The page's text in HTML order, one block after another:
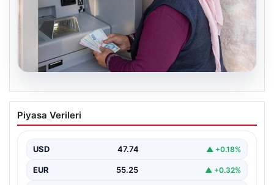
08.08.2026
Emekli maaşı ödemeleri ne zaman
yatacak? SGK, Bağ-Kur, Emekli Sandığı
Piyasa Verileri
USD 47.74 ▲ +0.18%
EUR 55.25 ▲ +0.32%